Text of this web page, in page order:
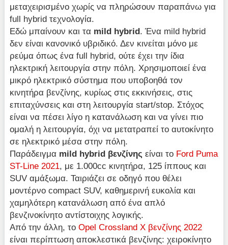
μεταχειρισμένο χωρίς να πληρώσουν παραπάνω για
full hybrid τεχνολογία.
Εδώ μπαίνουν και τα mild hybrid . Ένα mild hybrid
δεν είναι κανονικό υβριδικό. Δεν κινείται μόνο με
ρεύμα όπως ένα full hybrid, ούτε έχει την ίδια
ηλεκτρική λειτουργία στην πόλη. Χρησιμοποιεί ένα
μικρό ηλεκτρικό σύστημα που υποβοηθά τον
κινητήρα βενζίνης, κυρίως στις εκκινήσεις, στις
επιταχύνσεις και στη λειτουργία start/stop. Στόχος
είναι να πέσει λίγο η κατανάλωση και να γίνει πιο
ομαλή η λειτουργία, όχι να μετατραπεί το αυτοκίνητο
σε ηλεκτρικό μέσα στην πόλη.
Παράδειγμα mild hybrid βενζίνης είναι το Ford Puma
ST-Line 2021, με 1.000cc κινητήρα, 125 ίππους και
SUV αμάξωμα. Ταιριάζει σε οδηγό που θέλει
μοντέρνο compact SUV, καθημερινή ευκολία και
χαμηλότερη κατανάλωση από ένα απλό
βενζινοκίνητο αντίστοιχης λογικής.
Από την άλλη, τοOpel Crossland X βενζίνης 2022
είναι περίπτωση αποκλεστικά βενζίνης: χειροκίνητο